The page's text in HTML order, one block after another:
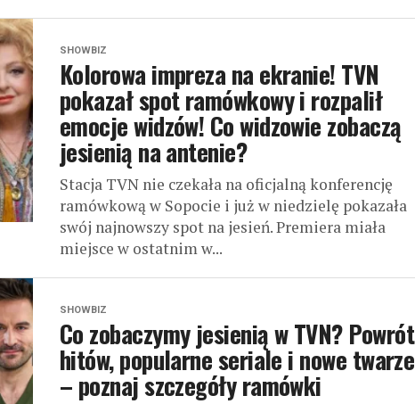
SHOWBIZ
Kolorowa impreza na ekranie! TVN
pokazał spot ramówkowy i rozpalił
emocje widzów! Co widzowie zobaczą
jesienią na antenie?
Stacja TVN nie czekała na oficjalną konferencję
ramówkową w Sopocie i już w niedzielę pokazała
swój najnowszy spot na jesień. Premiera miała
miejsce w ostatnim w...
SHOWBIZ
Co zobaczymy jesienią w TVN? Powrót
hitów, popularne seriale i nowe twarze
– poznaj szczegóły ramówki